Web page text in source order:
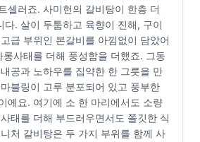
셀러죠. 사미헌의 갈비탕이 한층 더
다. 살이 두툼하고 육향이 진해, 구이
급 부위인 본갈비를 아낌없이 담았어
롱사태를 더해 풍성함을 더했죠. 그동
공과 노하우를 집약한 한 그릇을 만
블링이 고루 분포되어 있고 풍부한
에요. 여기에 소 한 마리에서도 소량
태를 더해 부드러우면서도 쫄깃한 식
처 갈비탕은 두 가지 부위를 함께 사